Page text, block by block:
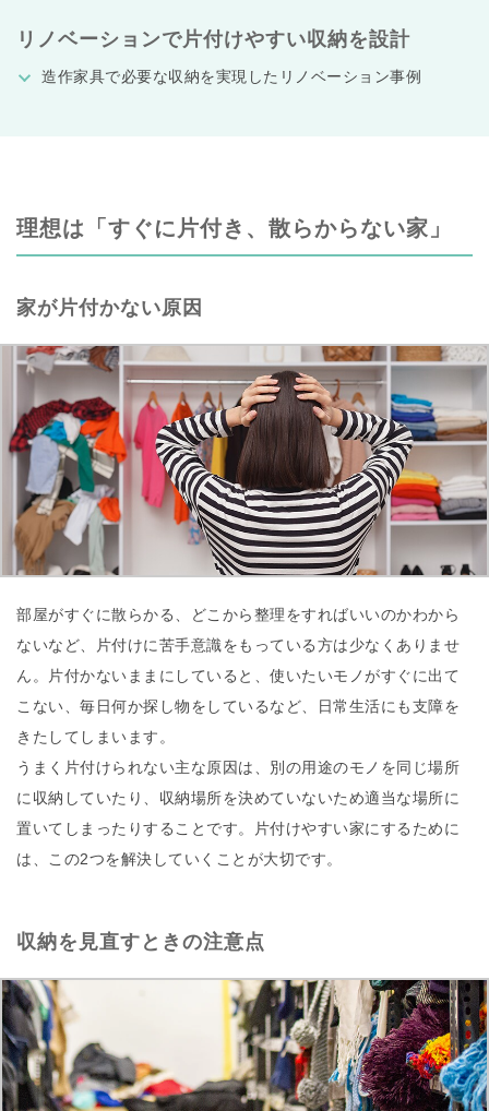
リノベーションで片付けやすい収納を設計
造作家具で必要な収納を実現したリノベーション事例
理想は「すぐに片付き、散らからない家」
家が片付かない原因
部屋がすぐに散らかる、どこから整理をすればいいのかわから
ないなど、片付けに苦手意識をもっている方は少なくありませ
ん。片付かないままにしていると、使いたいモノがすぐに出て
こない、毎日何か探し物をしているなど、日常生活にも支障を
きたしてしまいます。
うまく片付けられない主な原因は、別の用途のモノを同じ場所
に収納していたり、収納場所を決めていないため適当な場所に
置いてしまったりすることです。片付けやすい家にするために
は、この2つを解決していくことが大切です。
収納を見直すときの注意点